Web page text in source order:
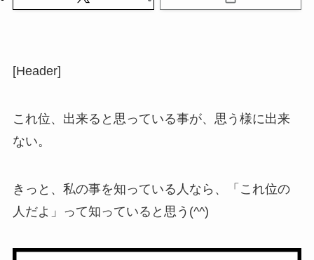
[Header]
これ位、出来ると思っている事が、思う様に出来
ない。
きっと、私の事を知っている人なら、「これ位の
人だよ」って知っていると思う(^^)